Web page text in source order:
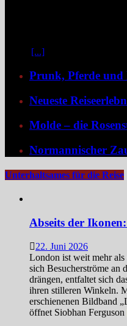
[...]
Prunk, Pferde
Neueste
Molde – die
Normannischer
Unterhaltsames für die Reise
Abseits der
22. Juni 2026
London ist weit mehr als
sich Besucherströme an
drängen, entfaltet sich
ihren stilleren Winkeln.
erschienenen Bildband
öffnet Siobhan Ferguson